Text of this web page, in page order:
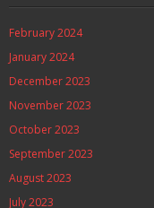
February 2024
January 2024
December 2023
November 2023
October 2023
September 2023
August 2023
July 2023